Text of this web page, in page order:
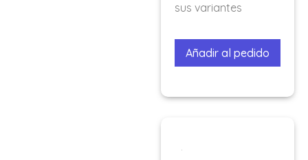
sus variantes
Añadir al pedido